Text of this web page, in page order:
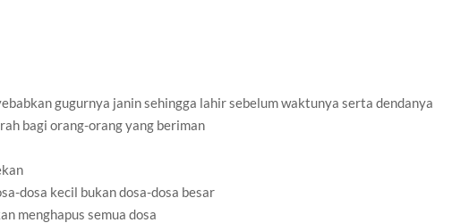
gugurnya janin sehingga lahir sebelum waktunya serta dendanya
bagi orang-orang yang beriman
dosa kecil bukan dosa-dosa besar
menghapus semua dosa